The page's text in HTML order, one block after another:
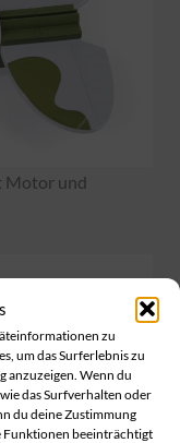
zu
um das Surferlebnis zu
anzuzeigen. Wenn du
das Surfverhalten oder
du deine Zustimmung
Funktionen beeinträchtigt
Motor und